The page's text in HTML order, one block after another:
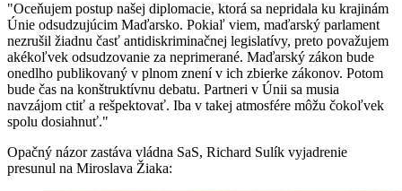
"Oceňujem postup našej diplomacie, ktorá sa nepridala ku krajinám
Únie odsudzujúcim Maďarsko. Pokiaľ viem, maďarský parlament
nezrušil žiadnu časť antidiskriminačnej legislatívy, preto považujem
akékoľvek odsudzovanie za neprimerané. Maďarský zákon bude
onedlho publikovaný v plnom znení v ich zbierke zákonov. Potom
bude čas na konštruktívnu debatu. Partneri v Únii sa musia
navzájom ctiť a rešpektovať. Iba v takej atmosfére môžu čokoľvek
spolu dosiahnuť."
Opačný názor zastáva vládna SaS, Richard Sulík vyjadrenie
presunul na Miroslava Žiaka: